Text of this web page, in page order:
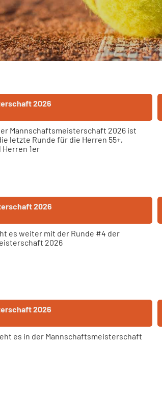
2026
Mannschaftsmeisterschaft 2026 ist
letzte Runde für die Herren 55+,
Herren 1er
2026
es weiter mit der Runde #4 der
2026
2026
es in der Mannschaftsmeisterschaft